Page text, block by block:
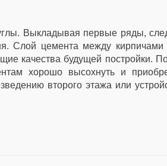
Выкладывая первые ряды,
Слой цемента между кирпичами
качества будущей постройки.
хорошо высохнуть и
второго этажа или